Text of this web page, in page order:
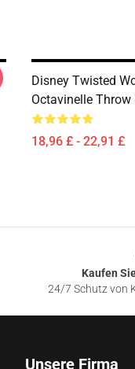
Disney Twisted
Octavinelle Throw
18,96 £ - 22,91 £
Kaufen
24/7 Schutz von
Unsere Firma